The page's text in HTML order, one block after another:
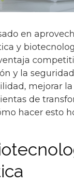
en
y
y la
mejorar
de
hacer esto